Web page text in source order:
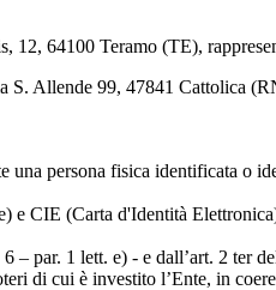
64100 Teramo (TE),
S. Allende 99, 47841 Cattolica
una persona fisica identificata o
CIE (Carta d'Identità
par. 1 lett. e) - e dall’art. 2 ter
di cui è investito l’Ente, in